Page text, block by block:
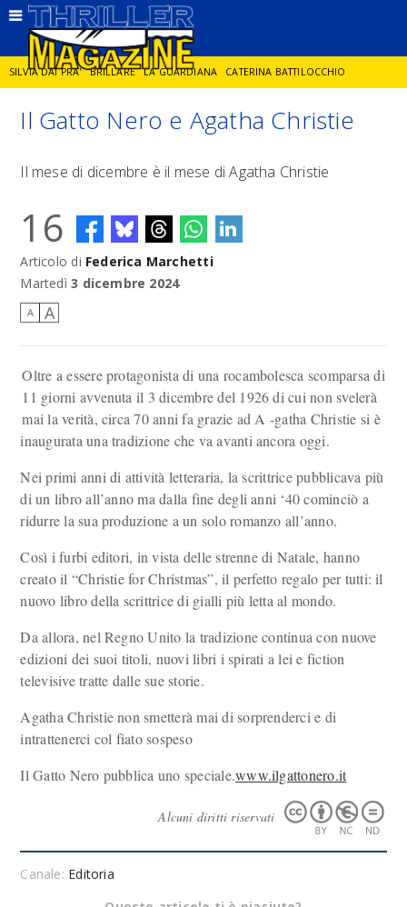
SILVIA DAI PRA' BRILLARE LA GUARDIANA CATERINA BATTILOCCHIO
JORGE DIAZ LA SPIA DELITTO IN CORNICE GIANCARLO DE CATALDO
Il Gatto Nero e Agatha Christie
Il mese di dicembre è il mese di Agatha Christie
16
Articolo di Federica Marchetti
Martedì 3 dicembre 2024
A A
Oltre a essere protagonista di una rocambolesca scomparsa di
11 giorni avvenuta il 3 dicembre del 1926 di cui non svelerà
mai la verità, circa 70 anni fa grazie ad A -gatha Christie si è
inaugurata una tradizione che va avanti ancora oggi.
Nei primi anni di attività letteraria, la scrittrice pubblicava più
di un libro all’anno ma dalla fine degli anni ‘40 cominciò a
ridurre la sua produzione a un solo romanzo all’anno.
Così i furbi editori, in vista delle strenne di Natale, hanno
creato il “Christie for Christmas”, il perfetto regalo per tutti: il
nuovo libro della scrittrice di gialli più letta al mondo.
Da allora, nel Regno Unito la tradizione continua con nuove
edizioni dei suoi titoli, nuovi libri i spirati a lei e fiction
televisive tratte dalle sue storie.
Agatha Christie non smetterà mai di sorprenderci e di
intrattenerci col fiato sospeso
Il Gatto Nero pubblica uno speciale.www.ilgattonero.it
Alcuni diritti riservati
Canale: Editoria